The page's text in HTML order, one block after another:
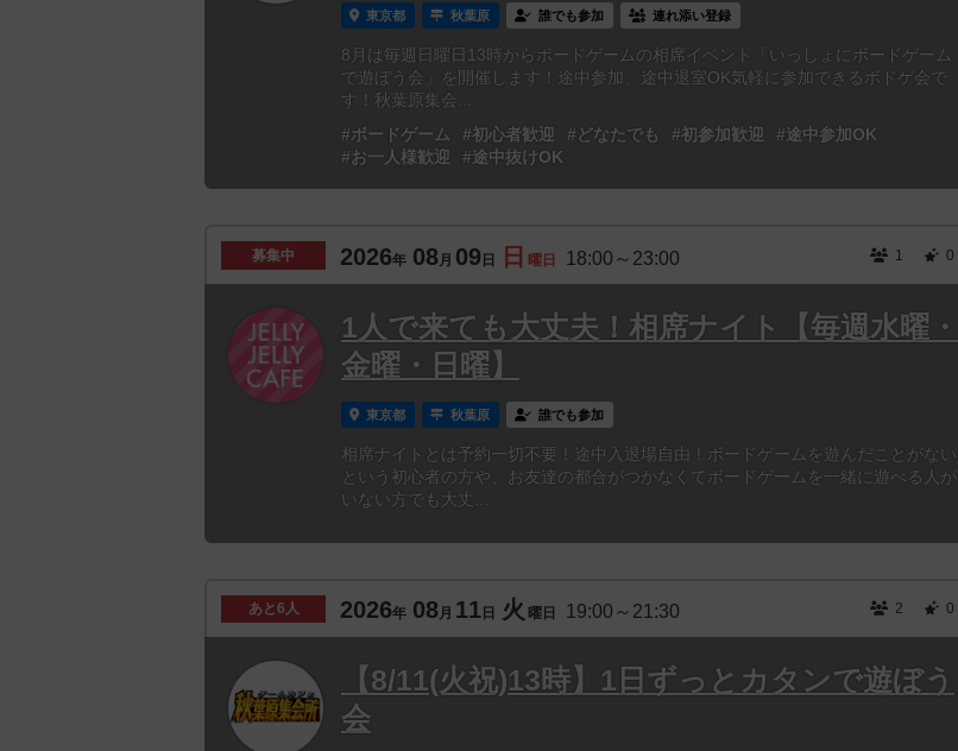
東京都 秋葉原 誰でも参加 連れ添い登録
8月は毎週日曜日13時からボードゲームの相席イベント「いっしょにボードゲーム
で遊ぼう会」を開催します！途中参加、途中退室OK気軽に参加できるボドゲ会で
す！秋葉原集会...
#ボードゲーム
#初心者歓迎 #どなたでも #初参加歓迎
#途中参加OK
#お一人様歓迎
#途中抜けOK
募集中 2026年 08月 09 日 日 曜日 18:00～23:00 1 0
1人で来ても大丈夫！相席ナイト【毎週水曜・
金曜・日曜】
東京都 秋葉原 誰でも参加
相席ナイトとは予約一切不要！途中入退場自由！ボードゲームを遊んだことがない
という初心者の方や、お友達の都合がつかなくてボードゲームを一緒に遊べる人が
いない方でも大丈...
あと6人 2026年 08月 11 日 火 曜日 19:00～21:30 2 0
【8/11(火祝)13時】1日ずっとカタンで遊ぼう
会